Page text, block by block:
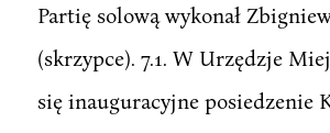
Partię solową wykonał
(skrzypce). 7.1. W Urzędzje
się inauguracyjne posiedzenie